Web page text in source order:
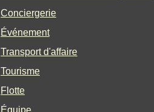
Conciergerie
Événement
Transport d'affaire
Tourisme
Flotte